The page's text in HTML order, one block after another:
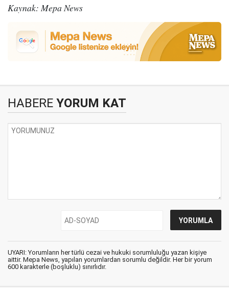
Kaynak: Mepa News
HABERE YORUM KAT
UYARI: Yorumların her türlü cezai ve hukuki sorumluluğu yazan kişiye
aittir. Mepa News, yapılan yorumlardan sorumlu değildir. Her bir yorum
600 karakterle (boşluklu) sınırlıdır.